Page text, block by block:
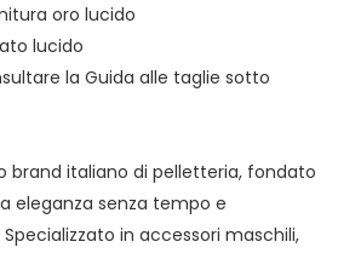
oro lucido
lucido
la Guida alle taglie sotto
brand italiano di pelletteria, fondato
eleganza senza tempo e
in accessori maschili,